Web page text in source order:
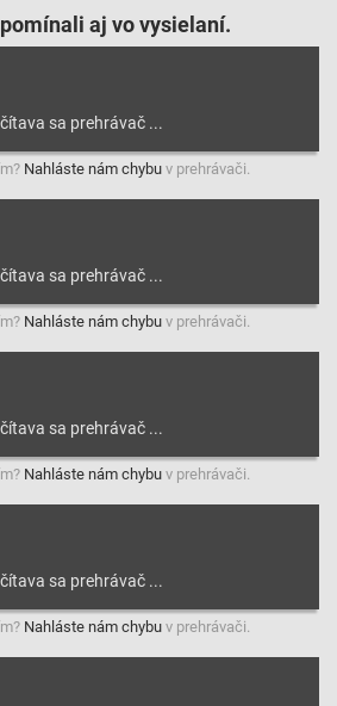
aj vo vysielaní.
Nahláste nám chybu v prehrávači.
Nahláste nám chybu v prehrávači.
Nahláste nám chybu v prehrávači.
Nahláste nám chybu v prehrávači.